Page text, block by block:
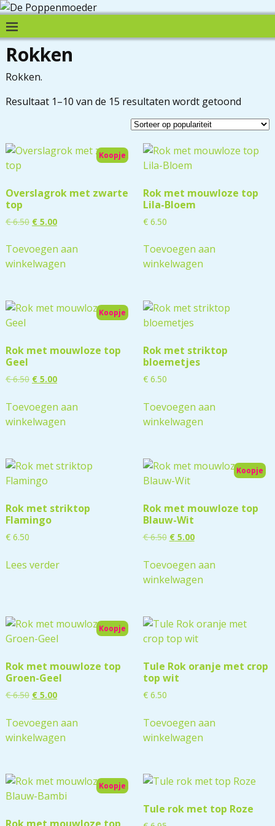
Rokken
Rokken.
Resultaat 1–10 van de 15 resultaten wordt getoond
Koopje
Overslagrok met zwarte
top
€6.50 €5.00
Toevoegen aan
winkelwagen
Rok met mouwloze top
Lila-Bloem
€6.50
Toevoegen aan
winkelwagen
Koopje
Rok met mouwloze top
Geel
€6.50 €5.00
Toevoegen aan
winkelwagen
Rok met striktop
bloemetjes
€6.50
Toevoegen aan
winkelwagen
Rok met striktop
Flamingo
€6.50
Lees verder
Koopje
Rok met mouwloze top
Blauw-Wit
€6.50 €5.00
Toevoegen aan
winkelwagen
Koopje
Rok met mouwloze top
Groen-Geel
€6.50 €5.00
Toevoegen aan
winkelwagen
Tule Rok oranje met crop
top wit
€6.50
Toevoegen aan
winkelwagen
Koopje
Tule rok met top Roze